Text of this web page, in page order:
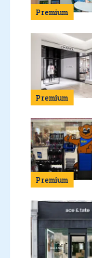
Premium
Premium
Premium